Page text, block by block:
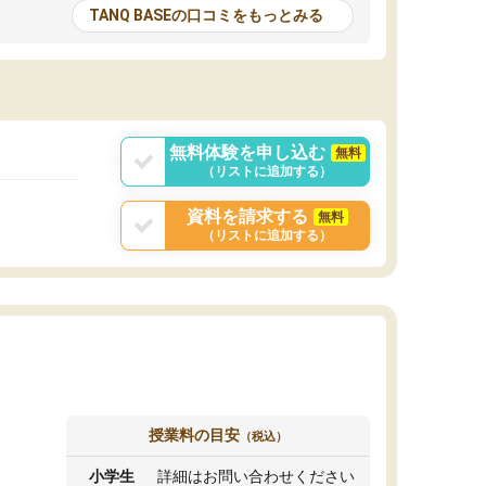
る機会が増えたり
試験対策の面接練
と伝えることもで
が多いので、その子達に感化されて自分も『も
っと何かに取り組んでみよう』と思えます。
はたらく部はオンラインなので、色々な場所の
TANQ BASEの口コミをもっとみる
無料体験を申し込む
無料
（リストに追加する）
資料を請求する
無料
（リストに追加する）
授業料の目安 （税込）
小学生 詳細はお問い合わせください